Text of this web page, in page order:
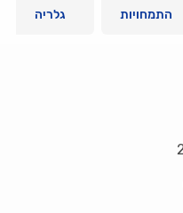
התמחויות גלריה